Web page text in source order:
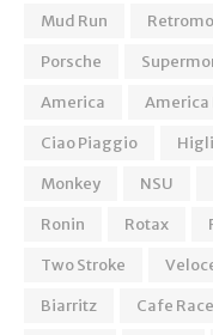
Mud Run
Porsche
America
America
Ciao Piaggio
Monkey
NSU
Ronin
Rotax
Two Stroke
Biarritz
Cafe Race